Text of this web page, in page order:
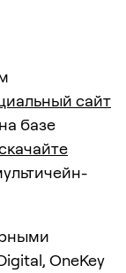
сайт
базе
OneKey